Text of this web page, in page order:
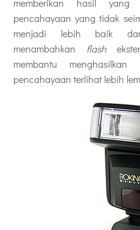
memberikan hasil
pencahayaan yang tidak
menjadi lebih baik
menambahkan flash
membantu
pencahayaan terlihat lebih